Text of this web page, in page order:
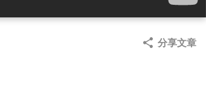
分享文章